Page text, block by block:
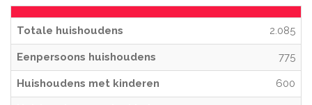
Totale huishoudens 2.085
Eenpersoons huishoudens 775
Huishoudens met kinderen 600